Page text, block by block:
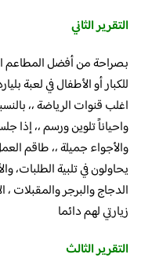
التقرير الثاني
‏بصراحة من أفضل المطاعم
للكبار أو الأطفال ‏في لعبة
اغلب قنوات الرياضة ‏،،
واحياناً تلوين ورسم ،،
والأجواء جميلة ،، ‏طاقم
يحاولون في تلبية
الدجاج والبرجر والمقبلات ،
زيارتي لهم دائما
التقرير الثالث